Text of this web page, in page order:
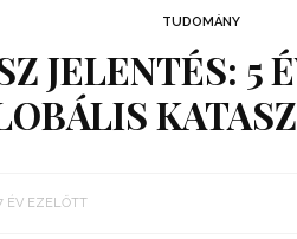
TUDOMÁNY
JELENTÉS: 5
ÉV EZELŐTT